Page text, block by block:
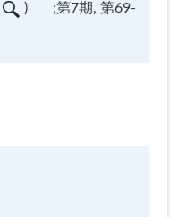
)
;第7期, 第69-